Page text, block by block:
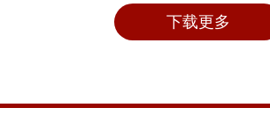
下载更多